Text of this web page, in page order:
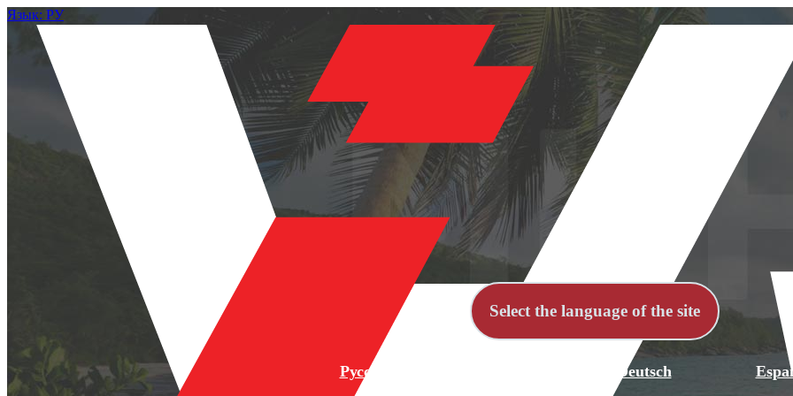
Язык: РУ
Select the language of the site
Русский Deutsch